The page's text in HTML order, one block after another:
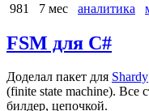
981 7 мес аналитика
FSM для C#
Доделал пакет для Shardy
(finite state machine). Все
билдер, цепочкой.